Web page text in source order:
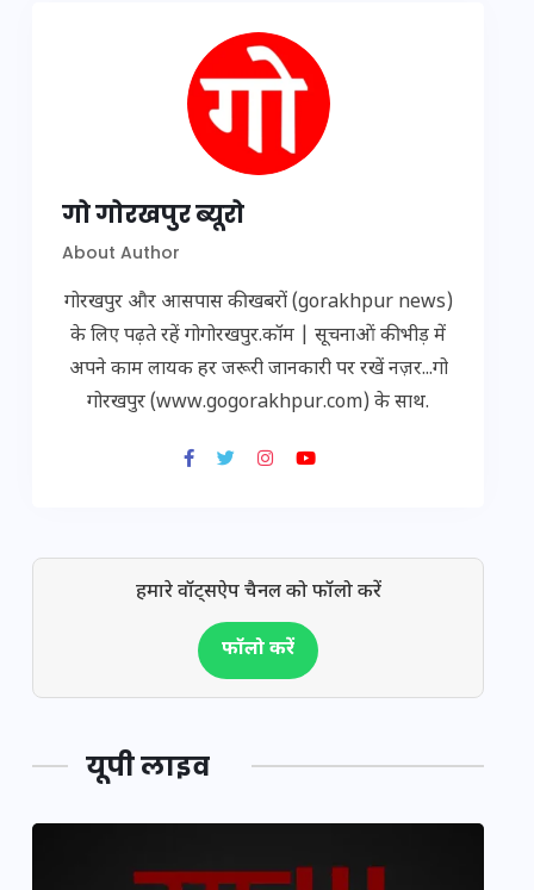
गो गोरखपुर ब्यूरो
About Author
गोरखपुर और आसपास की खबरों (gorakhpur news)
के लिए पढ़ते रहें गोगोरखपुर.कॉम | सूचनाओं की भीड़ में
अपने काम लायक हर जरूरी जानकारी पर रखें नज़र...गो
गोरखपुर (www.gogorakhpur.com) के साथ.
हमारे वॉट्सऐप चैनल को फॉलो करें
फॉलो करें
यूपी लाइव